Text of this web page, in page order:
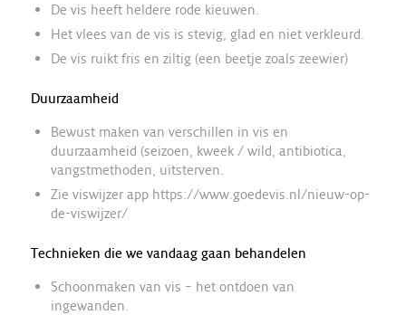
De vis heeft heldere rode kieuwen.
Het vlees van de vis is stevig, glad en niet verkleurd.
De vis ruikt fris en ziltig (een beetje zoals zeewier)
Duurzaamheid
Bewust maken van verschillen in vis en
duurzaamheid (seizoen, kweek / wild, antibiotica,
vangstmethoden, uitsterven.
Zie viswijzer app https://www.goedevis.nl/nieuw-op-
de-viswijzer/
Technieken die we vandaag gaan behandelen
Schoonmaken van vis – het ontdoen van
ingewanden.